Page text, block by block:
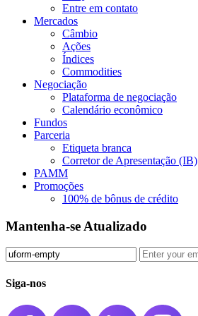
Entre em contato
Mercados
Câmbio
Ações
Índices
Commodities
Negociação
Plataforma de negociação
Calendário econômico
Fundos
Parceria
Etiqueta branca
Corretor de Apresentação (IB)
PAMM
Promoções
100% de bônus de crédito
Mantenha-se Atualizado
Siga-nos